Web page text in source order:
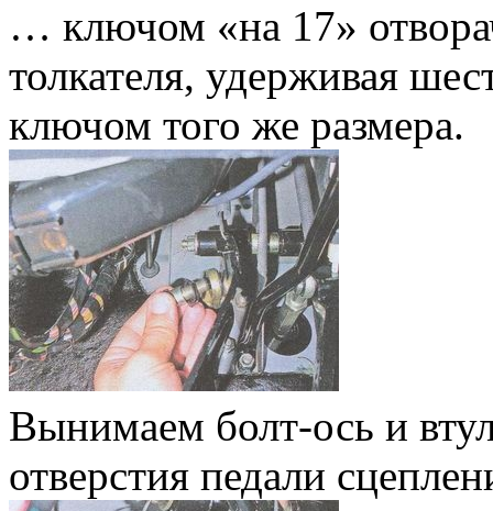
… ключом «на 17»
толкателя, удерживая
ключом того же размера.
Вынимаем болт-ось и
отверстия педали